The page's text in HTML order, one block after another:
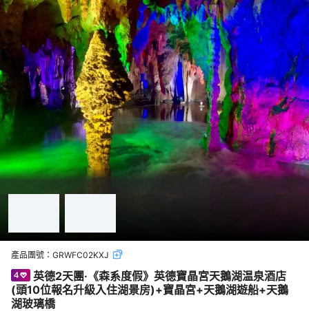
產品團號： GRWFC02KXJ
英德2天團·《森系度假》英德寶晶宮天鵝湖温泉酒店
(頭10位報名升級入住湖景房)+寶晶宮+天鵝湖遊船+天鵝
湖玻璃橋